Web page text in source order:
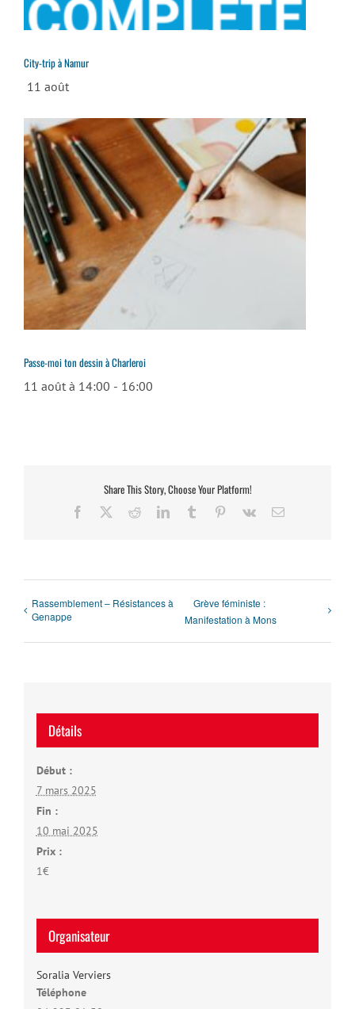
City-trip à Namur
11 août
Passe-moi ton dessin à Charleroi
11 août à 14:00 - 16:00
Share This Story, Choose Your Platform!
Facebook RedditLinkedInTumblr Pinterest
Vk Email
Rassemblement – Résistances à
Genappe
Grève féministe :
Manifestation à Mons
Détails
Début :
7 mars 2025
Fin :
10 mai 2025
Prix :
1€
Organisateur
Soralia Verviers
Téléphone